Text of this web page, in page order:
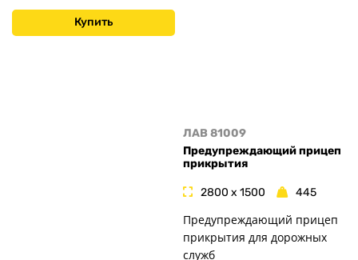
Купить
ЛАВ 81009
Предупреждающий прицеп
прикрытия
2800 x 1500 445
Предупреждающий прицеп
прикрытия для дорожных
служб